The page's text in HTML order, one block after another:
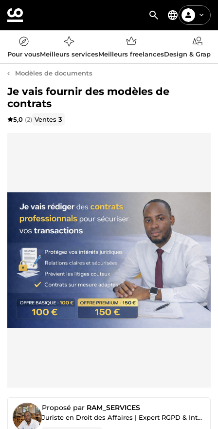
Pour vousMeilleurs servicesMeilleurs freelancesDesign &
Modèles de documents
Je vais fournir des modèles de
contrats
5,0 (2) Ventes3
Proposé par RAM_SERVICES
Juriste en Droit des Affaires | Expert RGPD & Intelligence Artificielle